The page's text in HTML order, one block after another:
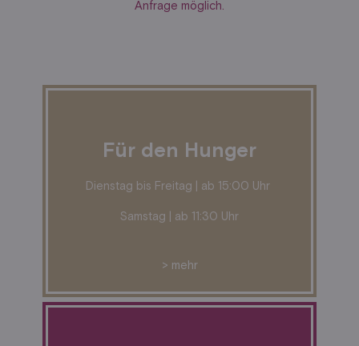
Anfrage möglich.
Für den Hunger
Dienstag bis Freitag | ab 15:00 Uhr
Samstag | ab 11:30 Uhr
> mehr